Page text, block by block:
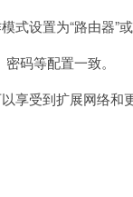
置为“路由器”或
码等配置一致。
受到扩展网络和更